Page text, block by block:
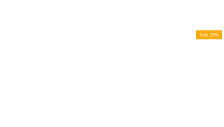
Sale 20%